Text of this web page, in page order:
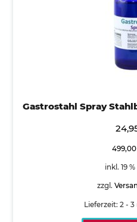
Gastrostahl Spray
inkl. 19
zzgl.
Lieferzeit:2 - 3